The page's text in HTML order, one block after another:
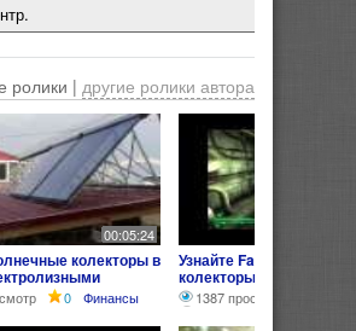
ролики | другие ролики автора
00:05:24
колекторы в
0 Финансы
Узнайте Fallout 3 #12
колекторы 2
1387 просмотров